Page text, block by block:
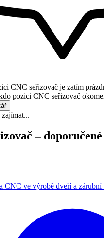
CNC seřizovač je zatím
pozici CNC seřizovač
–
CNC ve výrobě dveří a zárubní